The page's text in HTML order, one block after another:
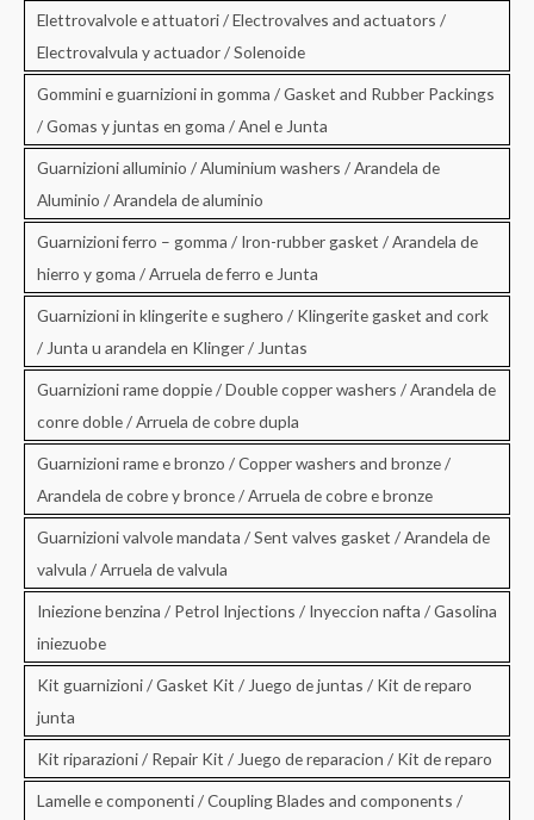
Elettrovalvole e attuatori / Electrovalves and actuators /
Electrovalvula y actuador / Solenoide
Gommini e guarnizioni in gomma / Gasket and Rubber Packings
/ Gomas y juntas en goma / Anel e Junta
Guarnizioni alluminio / Aluminium washers / Arandela de
Aluminio / Arandela de aluminio
Guarnizioni ferro – gomma / Iron-rubber gasket / Arandela de
hierro y goma / Arruela de ferro e Junta
Guarnizioni in klingerite e sughero / Klingerite gasket and cork
/ Junta u arandela en Klinger / Juntas
Guarnizioni rame doppie / Double copper washers / Arandela de
conre doble / Arruela de cobre dupla
Guarnizioni rame e bronzo / Copper washers and bronze /
Arandela de cobre y bronce / Arruela de cobre e bronze
Guarnizioni valvole mandata / Sent valves gasket / Arandela de
valvula / Arruela de valvula
Iniezione benzina / Petrol Injections / Inyeccion nafta / Gasolina
iniezuobe
Kit guarnizioni / Gasket Kit / Juego de juntas / Kit de reparo
junta
Kit riparazioni / Repair Kit / Juego de reparacion / Kit de reparo
Lamelle e componenti / Coupling Blades and components /